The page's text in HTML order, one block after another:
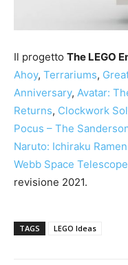
Il progetto The LEGO
Ahoy, Terrariums,
Anniversary, Avatar:
Returns, Clockwork
Pocus – The
Naruto: Ichiraku
Webb Space
revisione 2021.
TAGS LEGO Ideas